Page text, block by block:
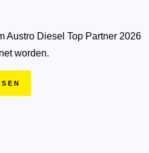
Austro Diesel Top Partner 2026
worden.